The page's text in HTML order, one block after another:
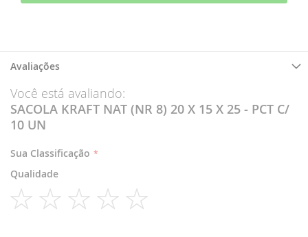
Avaliações
Você está avaliando:
SACOLA KRAFT NAT (NR 8) 20 X 15 X 25 - PCT C/
10 UN
Sua Classificação
Qualidade